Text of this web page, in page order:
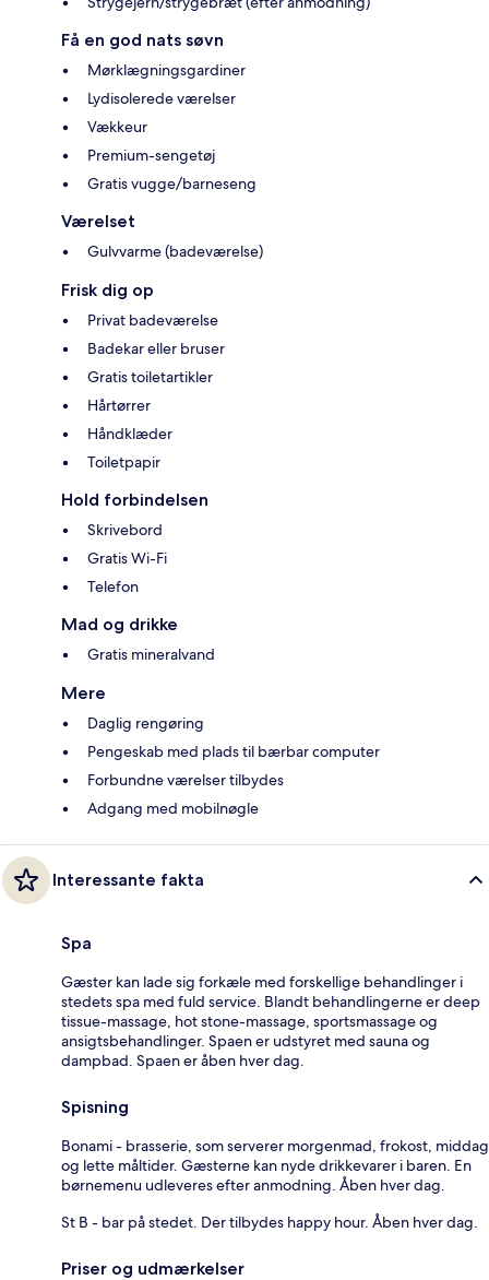
Få en god nats søvn
Mørklægningsgardiner
Lydisolerede værelser
Vækkeur
Premium-sengetøj
Gratis vugge/barneseng
Værelset
Gulvvarme (badeværelse)
Frisk dig op
Privat badeværelse
Badekar eller bruser
Gratis toiletartikler
Hårtørrer
Håndklæder
Toiletpapir
Hold forbindelsen
Skrivebord
Gratis Wi-Fi
Telefon
Mad og drikke
Gratis mineralvand
Mere
Daglig rengøring
Pengeskab med plads til bærbar computer
Forbundne værelser tilbydes
Adgang med mobilnøgle
Interessante fakta
Spa
Gæster kan lade sig forkæle med forskellige behandlinger i
stedets spa med fuld service. Blandt behandlingerne er deep
tissue-massage, hot stone-massage, sportsmassage og
ansigtsbehandlinger. Spaen er udstyret med sauna og
dampbad. Spaen er åben hver dag.
Spisning
Bonami - brasserie, som serverer morgenmad, frokost, middag
og lette måltider. Gæsterne kan nyde drikkevarer i baren. En
børnemenu udleveres efter anmodning. Åben hver dag.
St B - bar på stedet. Der tilbydes happy hour. Åben hver dag.
Priser og udmærkelser